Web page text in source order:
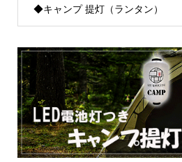
◆キャンプ 提灯（ランタン）